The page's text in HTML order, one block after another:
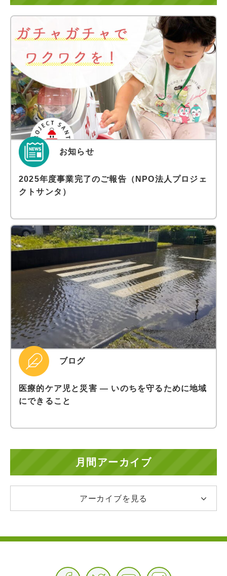
お知らせ
2025年度事業完了のご報告（NPO法人プロジェ
クトサンタ）
ブログ
医療的ケア児と災害 ― いのちを守るために地域
にできること
月間アーカイブ
アーカイブを見る